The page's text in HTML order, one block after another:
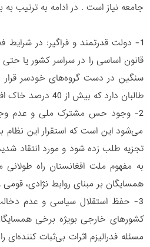
جامعه نیاز است . در ادامه به ترتیب
1- دولت قدرتمند و فراگیر: در شرایط
قانون اساسی را در سراسر کشور یا
سنگین در دست گروه‌های خودسر قرار
طالبان دارد که بیش از 40 درصد خاک افغانستان در معرض تهدید آنها قرار دارد که مانع امور اجرایی دولت می‌شوند.
2- وجود حس مشترک ملی و عدم وجود
می‌شود این است که استقرار این
تجزیه طلب زده شود و مورد انتقاد
به مفهوم ملت افغانستان راه
همسایگان بر مبنای روابط نژادی،
3- حفظ استقلال سیاسی و عدم
کشورهای خارجی بویژه برخی
مسئله فدرالیزم اثرات بی‌ثبات